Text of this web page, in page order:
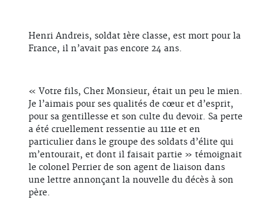
Henri Andreis, soldat 1ère classe, est mort pour la
France, il n’avait pas encore 24 ans.
« Votre fils, Cher Monsieur, était un peu le mien.
Je l’aimais pour ses qualités de cœur et d’esprit,
pour sa gentillesse et son culte du devoir. Sa perte
a été cruellement ressentie au 111e et en
particulier dans le groupe des soldats d’élite qui
m’entourait, et dont il faisait partie » témoignait
le colonel Perrier de son agent de liaison dans
une lettre annonçant la nouvelle du décès à son
père.